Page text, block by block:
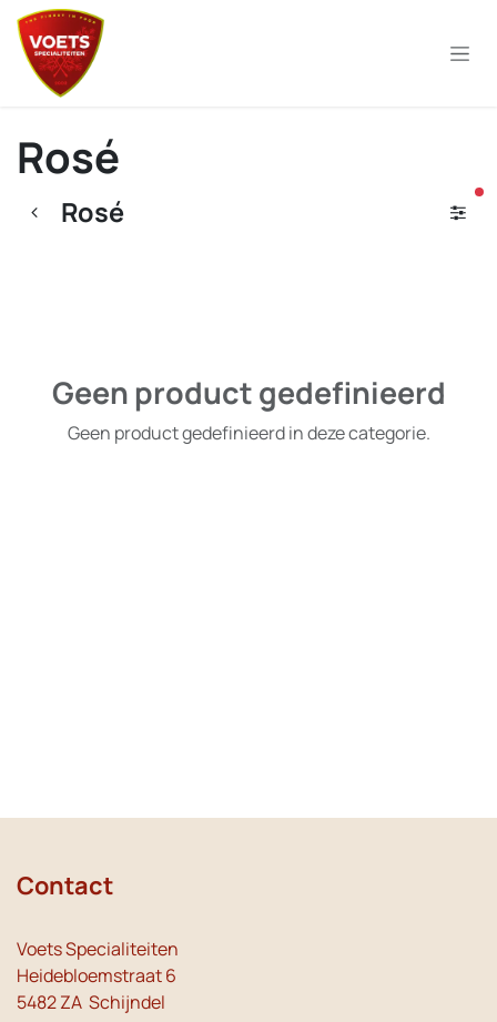
Overslaan naar inhoud
Rosé
Rosé
Geen product gedefinieerd
Geen product gedefinieerd in deze categorie.
Contact
Voets Specialiteiten
Heidebloemstraat 6
5482 ZA Schijndel